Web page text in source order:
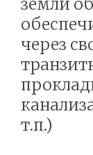
через
т.п.)